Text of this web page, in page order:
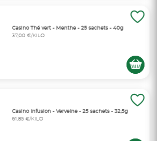
Casino Thé vert - Menthe - 25 sachets - 40g
37,00 €/KILO
Casino Infusion - Verveine - 25 sachets - 32,5g
61,85 €/KILO